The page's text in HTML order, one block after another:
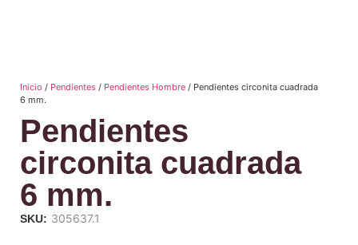
Inicio / Pendientes / Pendientes Hombre / Pendientes circonita cuadrada
6 mm.
Pendientes
circonita cuadrada
6 mm.
SKU: 305637.1